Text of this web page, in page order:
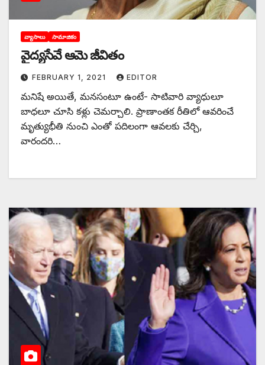
వ్యాసాలు సామాజికం
వైద్యసేవే ఆమె జీవితం
FEBRUARY 1, 2021 EDITOR
మనిషే అయితే, మనసంటూ ఉంటే- సాటివారి వ్యాధులూ
బాధలూ చూసి కళ్లు చెమర్చాలి. ప్రాణాంతక రీతిలో ఆవరించే
మృత్యుభీతి నుంచి ఎంతో పదిలంగా ఆవలకు చేర్చి,
వారందరి…